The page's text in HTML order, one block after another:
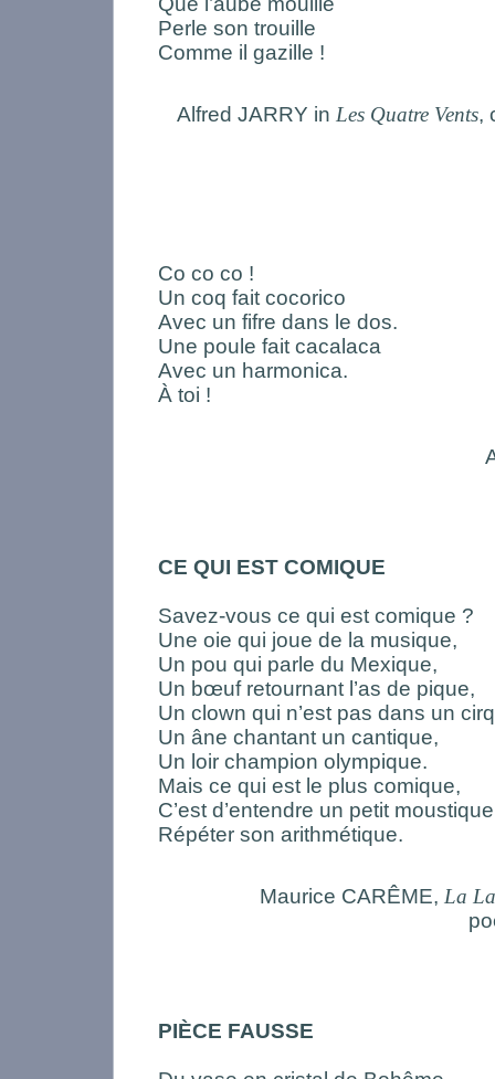
Perle son trouille
Comme il gazille !
Alfred JARRY in Les Quatre Vents,
Co co co !
Un coq fait cocorico
Avec un fifre dans le dos.
Une poule fait cacalaca
Avec un harmonica.
À toi !
CE QUI EST COMIQUE
Savez-vous ce qui est comique ?
Une oie qui joue de la musique,
Un pou qui parle du Mexique,
Un bœuf retournant l’as de pique,
Un clown qui n’est pas dans un
Un âne chantant un cantique,
Un loir champion olympique.
Mais ce qui est le plus comique,
C’est d’entendre un petit moustique
Répéter son arithmétique.
Maurice CARÊME, La
PIÈCE FAUSSE